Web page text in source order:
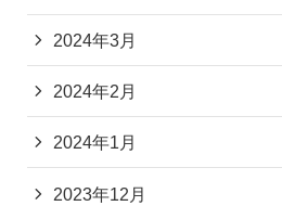
2024年3月
2024年2月
2024年1月
2023年12月